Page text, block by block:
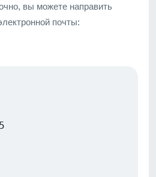
вы можете направить
почты: